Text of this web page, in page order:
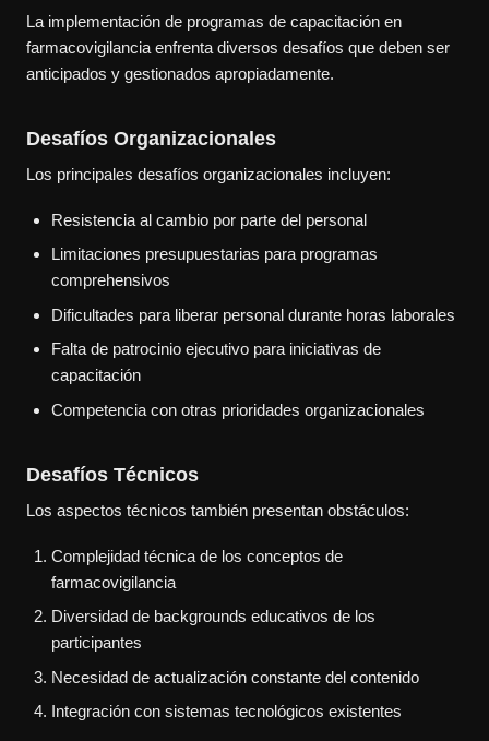
La implementación de programas de capacitación en
farmacovigilancia enfrenta diversos desafíos que deben ser
anticipados y gestionados apropiadamente.
Desafíos Organizacionales
Los principales desafíos organizacionales incluyen:
Resistencia al cambio por parte del personal
Limitaciones presupuestarias para programas
comprehensivos
Dificultades para liberar personal durante horas laborales
Falta de patrocinio ejecutivo para iniciativas de
capacitación
Competencia con otras prioridades organizacionales
Desafíos Técnicos
Los aspectos técnicos también presentan obstáculos:
Complejidad técnica de los conceptos de
farmacovigilancia
Diversidad de backgrounds educativos de los
participantes
Necesidad de actualización constante del contenido
Integración con sistemas tecnológicos existentes